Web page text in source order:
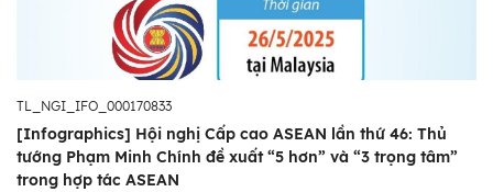
TL_NGI_IFO_000170833
[Infographics] Hội nghị Cấp cao ASEAN lần thứ 46: Thủ
tướng Phạm Minh Chính đề xuất “5 hơn” và “3 trọng tâm”
trong hợp tác ASEAN